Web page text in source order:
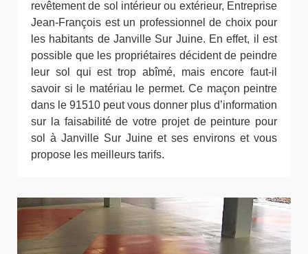
revêtement de sol intérieur ou extérieur, Entreprise
Jean-François est un professionnel de choix pour
les habitants de Janville Sur Juine. En effet, il est
possible que les propriétaires décident de peindre
leur sol qui est trop abîmé, mais encore faut-il
savoir si le matériau le permet. Ce maçon peintre
dans le 91510 peut vous donner plus d’information
sur la faisabilité de votre projet de peinture pour
sol à Janville Sur Juine et ses environs et vous
propose les meilleurs tarifs.